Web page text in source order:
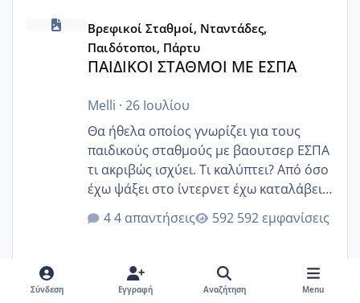
ΠΑΙΔΙΚΟΙ ΣΤΑΘΜΟΙ ΜΕ ΕΣΠΑ
Βρεφικοί Σταθμοί, Νταντάδες,
Παιδότοποι, Πάρτυ
ΠΑΙΔΙΚΟΙ ΣΤΑΘΜΟΙ ΜΕ ΕΣΠΑ
Melli · 26 Ιουλίου
Θα ήθελα οποίος γνωρίζει για τους
παιδικούς σταθμούς με βαουτσερ ΕΣΠΑ
τι ακριβώς ισχύει. Τι καλύπτει? Από όσο
έχω ψάξει στο ίντερνετ έχω καταλάβει
ότι το βαουτσερ καλύπτει όλα τα
δίδακτρα και τα τροφεια του ιδιωτικού
πάρει. Οι παιδικοί σταθμοί έχουν
υπογράψει σύμβαση με την ΕΕΤΑΑ ότι
4 απαντήσεις 592 εμφανίσεις
Σύνδεση Εγγραφή Αναζήτηση Menu